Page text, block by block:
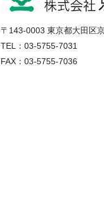
〒143-0003 東京都大田区
TEL：03-5755-7031
FAX：03-5755-7036